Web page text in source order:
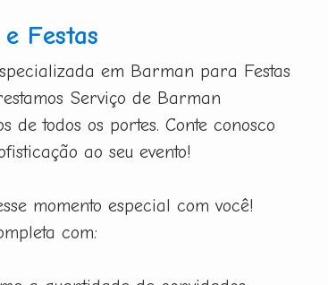
Festas
em Barman para Festas
Serviço de Barman
de todos os portes. Conte conosco
ao seu evento!
momento especial com você!
com: